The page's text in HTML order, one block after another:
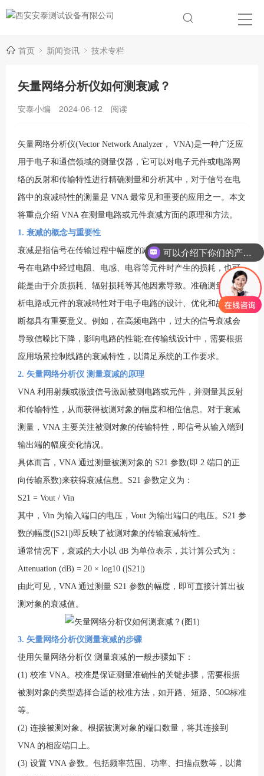
首页 新闻资讯 技术专栏
矢量网络分析仪如何测衰减？
安泰小编 2024-06-12 阅读
矢量网络分析仪(Vector Network Analyzer， VNA)是一种广泛应
用于电子和通信领域的测量仪器，它可以对电子元件或电路网
络的反射和传输特性进行精确测量和分析其中，对于信号在电
路中的衰减特性的测量是 VNA 最常见和重要的应用之一。本文
将重点介绍 VNA 在测量电路或元件衰减方面的原理和方法。
1. 衰减的概念与重要性
衰减是指信号在传输过程中幅度的减小。衰减的原因可以是信
号在电路中经过电阻、电感、电容等元件时产生的损耗，也可
能是由于介质损耗、辐射损耗等其他因素导致。准确测量和分
析电路或元件的衰减特性对于电子电路的设计、优化和故障诊
断都具有重要意义。例如，在高频电路中，过大的信号衰减会
导致信噪比下降，影响电路的性能;在传输线设计中，需要根据
应用场景控制线路的衰减特性，以满足系统的工作要求。
2. 矢量网络分析仪 测量衰减的原理
VNA 利用射频或微波信号激励被测电路或元件，并测量其反射
和传输特性，从而获得被测对象的幅度和相位信息。对于衰减
测量，VNA 主要关注被测对象的传输特性，即信号从输入端到
输出端的幅度变化情况。
具体而言，VNA 通过测量被测对象的 S21 参数(即 2 端口的正
向传输系数)来获得衰减信息。S21 参数定义为：
S21 = Vout / Vin
其中，Vin 为输入端口的电压，Vout 为输出端口的电压。S21 参
数的幅度(|S21|)即反映了被测对象的传输衰减特性。
通常情况下，衰减的大小以 dB 为单位表示，其计算公式为：
Attenuation (dB) = 20 × log10 (|S21|)
由此可见，VNA 通过测量 S21 参数的幅度，即可直接计算出被
测对象的衰减值。
3. 矢量网络分析仪测量衰减的步骤
使用 矢量网络分析仪 测量衰减的一般步骤如下：
(1) 校准 VNA。校准是保证测量准确性的关键步骤，需要根据
被测对象的类型选择合适的校准方法，如开路、短路、50Ω标准
等。
(2) 连接被测对象。根据被测对象的端口数量，将其连接到
VNA 的相应端口上。
(3) 设置 VNA 参数。包括频率范围、功率、扫描点数等，以满
可以介绍下你们的产品么？